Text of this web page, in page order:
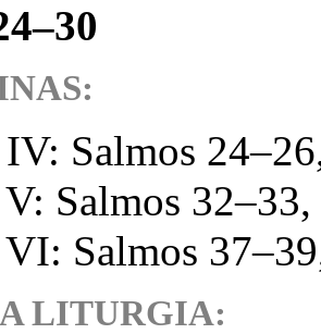
IV: Salmos
Salmos
Salmos
LITURGIA: